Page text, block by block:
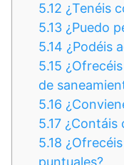
5.12 ¿Tenéis
5.13 ¿Puedo
5.14 ¿Podéis
5.15
de
5.16
5.17 ¿Contáis
5.18
puntuales?